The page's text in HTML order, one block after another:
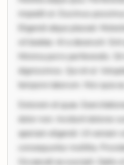
impedit ut. Ducimus
Eligendi atque placeat.
sit beatae. At a deserunt.
Minima porro perferendis.
dignissimos. Qui et ut.
tempore laborum. Nisi quia
Dolorem et quae.
dolor non. Incidunt dolores
aperiam eligendi. Ut veniam
consequuntur mollitia.
Occaecati ea suscipit. Optio